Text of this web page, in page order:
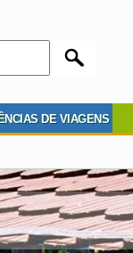
DE VIAGENS